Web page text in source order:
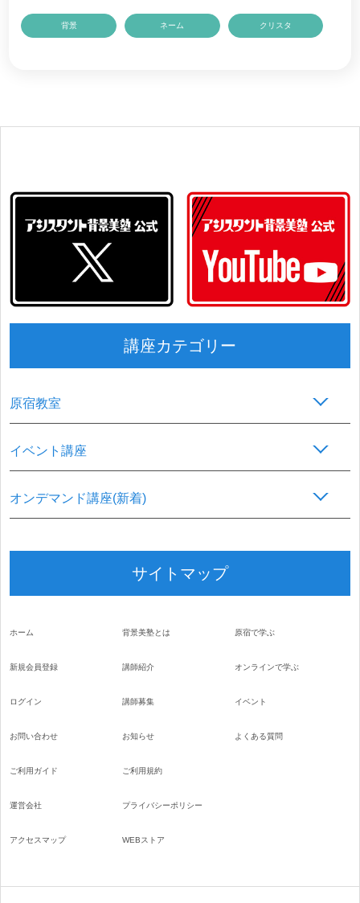
背景 ネーム クリスタ
講座カテゴリー
原宿教室
イベント講座
オンデマンド講座(新着)
サイトマップ
ホーム
新規会員登録
ログイン
お問い合わせ
背景美塾とは
講師紹介
講師募集
お知らせ
原宿で学ぶ
オンラインで学ぶ
イベント
よくある質問
ご利用ガイド
運営会社
アクセスマップ
ご利用規約
プライバシーポリシー
WEBストア